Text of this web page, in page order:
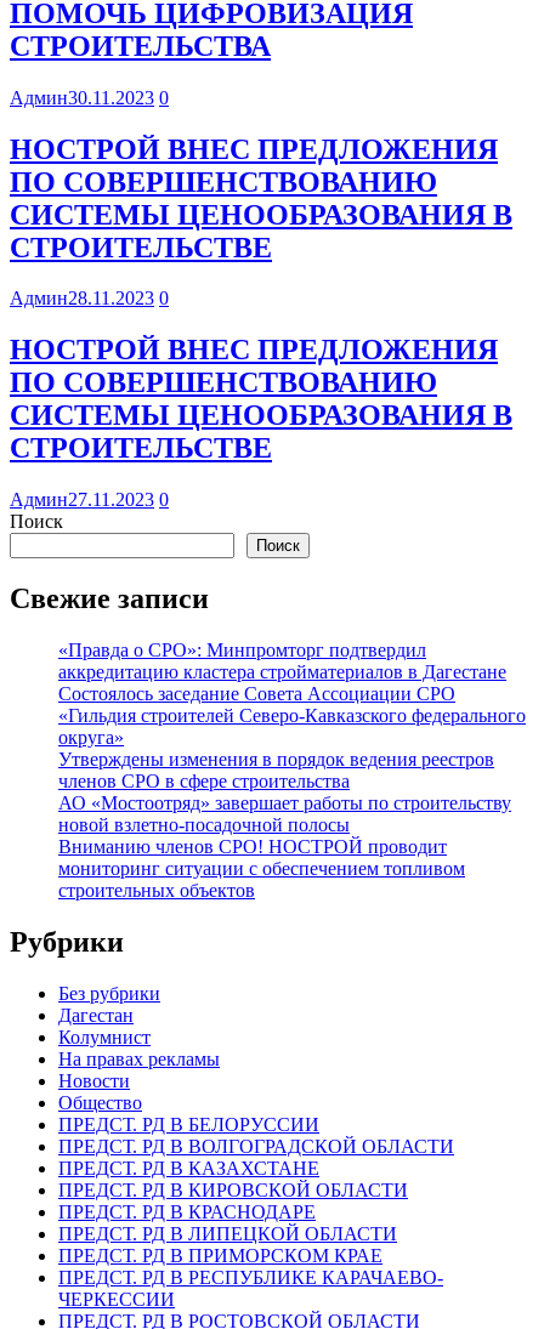
ПОМОЧЬ ЦИФРОВИЗАЦИЯ
СТРОИТЕЛЬСТВА
Админ30.11.2023 0
НОСТРОЙ ВНЕС ПРЕДЛОЖЕНИЯ
ПО СОВЕРШЕНСТВОВАНИЮ
СИСТЕМЫ ЦЕНООБРАЗОВАНИЯ В
СТРОИТЕЛЬСТВЕ
Админ28.11.2023 0
НОСТРОЙ ВНЕС ПРЕДЛОЖЕНИЯ
ПО СОВЕРШЕНСТВОВАНИЮ
СИСТЕМЫ ЦЕНООБРАЗОВАНИЯ В
СТРОИТЕЛЬСТВЕ
Админ27.11.2023 0
Поиск
Поиск
Свежие записи
«Правда о СРО»: Минпромторг подтвердил
аккредитацию кластера стройматериалов в Дагестане
Состоялось заседание Совета Ассоциации СРО
«Гильдия строителей Северо-Кавказского федерального
округа»
Утверждены изменения в порядок ведения реестров
членов СРО в сфере строительства
АО «Мостоотряд» завершает работы по строительству
новой взлетно-посадочной полосы
Вниманию членов СРО! НОСТРОЙ проводит
мониторинг ситуации с обеспечением топливом
строительных объектов
Рубрики
Без рубрики
Дагестан
Колумнист
На правах рекламы
Новости
Общество
ПРЕДСТ. РД В БЕЛОРУССИИ
ПРЕДСТ. РД В ВОЛГОГРАДСКОЙ ОБЛАСТИ
ПРЕДСТ. РД В КАЗАХСТАНЕ
ПРЕДСТ. РД В КИРОВСКОЙ ОБЛАСТИ
ПРЕДСТ. РД В КРАСНОДАРЕ
ПРЕДСТ. РД В ЛИПЕЦКОЙ ОБЛАСТИ
ПРЕДСТ. РД В ПРИМОРСКОМ КРАЕ
ПРЕДСТ. РД В РЕСПУБЛИКЕ КАРАЧАЕВО-
ЧЕРКЕССИИ
ПРЕДСТ. РД В РОСТОВСКОЙ ОБЛАСТИ